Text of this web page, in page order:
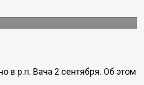
в р.п. Вача 2 сентября. Об этом